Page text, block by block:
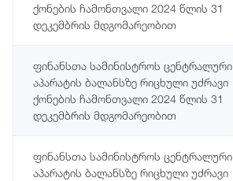
ქონების ჩამონთვალი 2024 წლის 31
დეკემბრის მდგომარეობით
ფინანსთა სამინისტროს ცენტრალური
აპარატის ბალანსზე რიცხული უძრავი
ქონების ჩამონთვალი 2024 წლის 31
დეკემბრის მდგომარეობით
ფინანსთა სამინისტროს ცენტრალური
აპარატის ბალანსზე რიცხული უძრავი